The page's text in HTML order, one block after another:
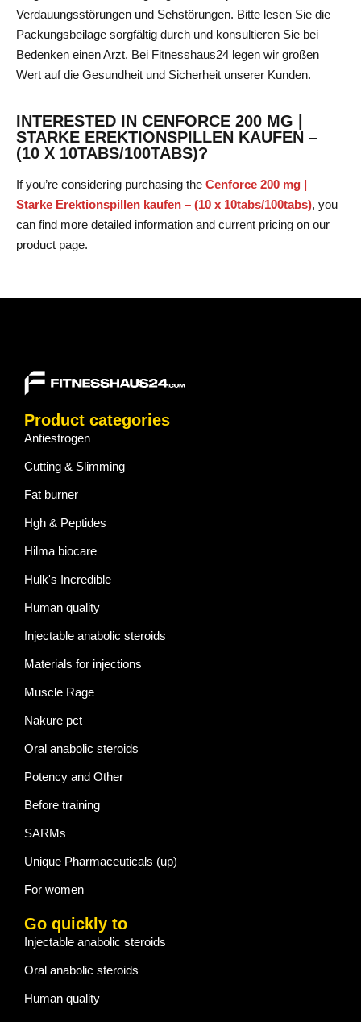
Verdauungsstörungen und Sehstörungen. Bitte lesen Sie die
Packungsbeilage sorgfältig durch und konsultieren Sie bei
Bedenken einen Arzt. Bei Fitnesshaus24 legen wir großen
Wert auf die Gesundheit und Sicherheit unserer Kunden.
INTERESTED IN CENFORCE 200 MG |
STARKE EREKTIONSPILLEN KAUFEN –
(10 X 10TABS/100TABS)?
If you’re considering purchasing the Cenforce 200 mg |
Starke Erektionspillen kaufen – (10 x 10tabs/100tabs), you
can find more detailed information and current pricing on our
product page.
Product categories
Antiestrogen
Cutting & Slimming
Fat burner
Hgh & Peptides
Hilma biocare
Hulk's Incredible
Human quality
Injectable anabolic steroids
Materials for injections
Muscle Rage
Nakure pct
Oral anabolic steroids
Potency and Other
Before training
SARMs
Unique Pharmaceuticals (up)
For women
Go quickly to
Injectable anabolic steroids
Oral anabolic steroids
Human quality